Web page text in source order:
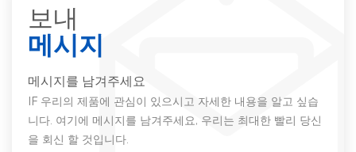
보내
메시지
메시지를 남겨주세요
IF 우리의 제품에 관심이 있으시고 자세한 내용을 알고 싶습
니다. 여기에 메시지를 남겨주세요, 우리는 최대한 빨리 당신
을 회신 할 것입니다.